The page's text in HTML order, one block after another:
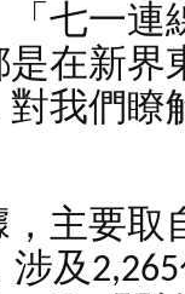
七一連
在新界
我們瞭
主要取
及